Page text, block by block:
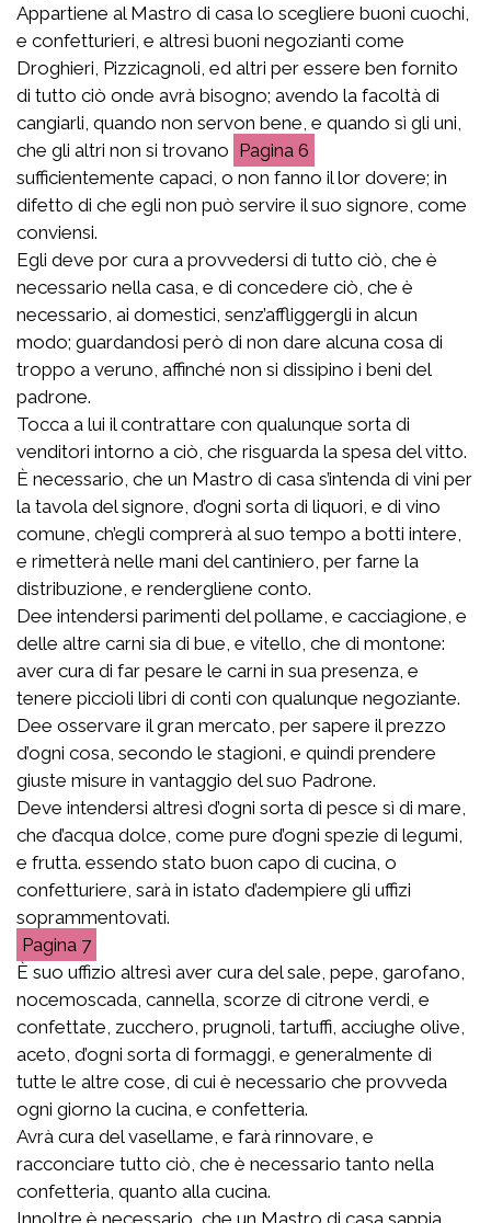
Appartiene al Mastro di casa lo scegliere buoni cuochi,
e confetturieri, e altresì buoni negozianti come
Droghieri, Pizzicagnoli, ed altri per essere ben fornito
di tutto ciò onde avrà bisogno; avendo la facoltà di
cangiarli, quando non servon bene, e quando sì gli uni,
che gli altri non si trovano
6
sufficientemente capaci, o non fanno il lor dovere; in
difetto di che egli non può servire il suo signore, come
conviensi.
Egli deve por cura a provvedersi di tutto ciò, che è
necessario nella casa, e di concedere ciò, che è
necessario, ai domestici, senz’affliggergli in alcun
modo; guardandosi però di non dare alcuna cosa di
troppo a veruno, affinché non si dissipino i beni del
padrone.
Tocca a lui il contrattare con qualunque sorta di
venditori intorno a ciò, che risguarda la spesa del vitto.
È necessario, che un Mastro di casa s’intenda di vini per
la tavola del signore, d’ogni sorta di liquori, e di vino
comune, ch’egli comprerà al suo tempo a botti intere,
e rimetterà nelle mani del cantiniero, per farne la
distribuzione, e rendergliene conto.
Dee intendersi parimenti del pollame, e cacciagione, e
delle altre carni sia di bue, e vitello, che di montone:
aver cura di far pesare le carni in sua presenza, e
tenere piccioli libri di conti con qualunque negoziante.
Dee osservare il gran mercato, per sapere il prezzo
d’ogni cosa, secondo le stagioni, e quindi prendere
giuste misure in vantaggio del suo Padrone.
Deve intendersi altresì d’ogni sorta di pesce sì di mare,
che d’acqua dolce, come pure d’ogni spezie di legumi,
e frutta. essendo stato buon capo di cucina, o
confetturiere, sarà in istato d’adempiere gli uffizi
soprammentovati.
7
È suo uffizio altresì aver cura del sale, pepe, garofano,
nocemoscada, cannella, scorze di citrone verdi, e
confettate, zucchero, prugnoli, tartuffi, acciughe olive,
aceto, d’ogni sorta di formaggi, e generalmente di
tutte le altre cose, di cui è necessario che provveda
ogni giorno la cucina, e confetteria.
Avrà cura del vasellame, e farà rinnovare, e
racconciare tutto ciò, che è necessario tanto nella
confetteria, quanto alla cucina.
Innoltre è necessario, che un Mastro di casa sappia